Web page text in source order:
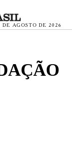
DE AGOSTO DE 2026